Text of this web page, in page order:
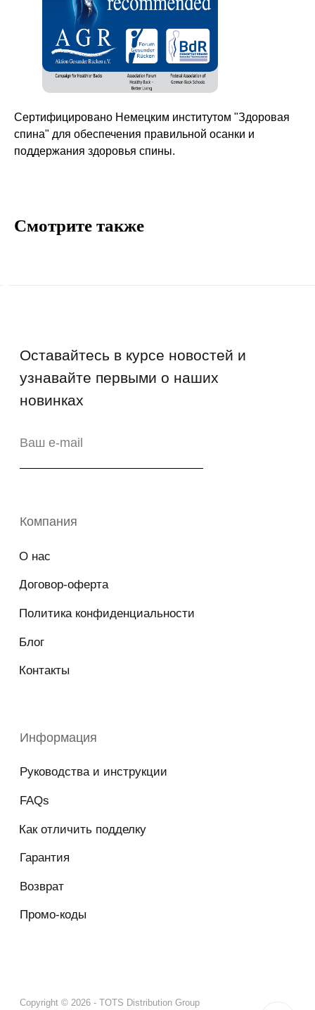
Сертифицировано Немецким институтом "Здоровая
спина" для обеспечения правильной осанки и
поддержания здоровья спины.
Смотрите также
Политика конфиденциальности
Как отличить подделку
Информация
Руководства и инструкции
FAQs
Промо-коды